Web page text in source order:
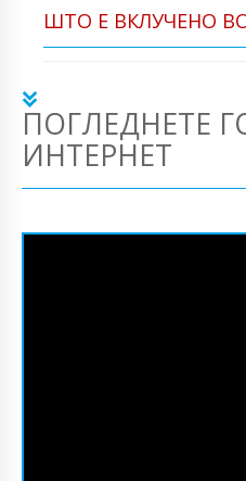
ШТО Е ВКЛУЧЕНО
ПОГЛЕДНЕТЕ
ИНТЕРНЕТ